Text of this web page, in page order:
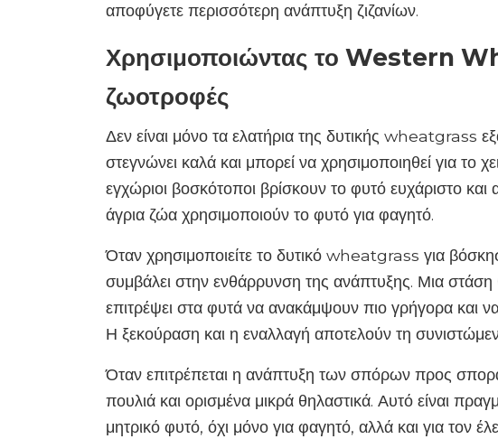
αποφύγετε περισσότερη ανάπτυξη ζιζανίων.
Χρησιμοποιώντας το Western
ζωοτροφές
Δεν είναι μόνο τα ελατήρια της δυτικής wheatgrass
στεγνώνει καλά και μπορεί να χρησιμοποιηθεί για το
εγχώριοι βοσκότοποι βρίσκουν το φυτό ευχάριστο
άγρια ​​ζώα χρησιμοποιούν το φυτό για φαγητό.
Όταν χρησιμοποιείτε το δυτικό wheatgrass για
συμβάλει στην ενθάρρυνση της ανάπτυξης. Μια στάση
επιτρέψει στα φυτά να ανακάμψουν πιο γρήγορα και
Η ξεκούραση και η εναλλαγή αποτελούν τη
Όταν επιτρέπεται η ανάπτυξη των σπόρων προς
πουλιά και ορισμένα μικρά θηλαστικά. Αυτό είναι
μητρικό φυτό, όχι μόνο για φαγητό, αλλά και για τον